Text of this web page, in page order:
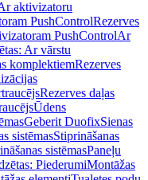
aktivizatoru
PushControlRezerves
PushControlAr
Ar vārstu
komplektiemRezerves
Rezerves daļas
Ūdens
Geberit DuofixSienas
sistēmasStiprināšanas
sistēmasPaneļu
PiederumiMontāžas